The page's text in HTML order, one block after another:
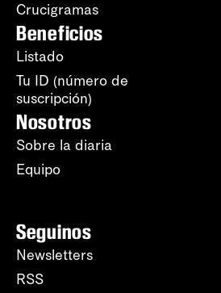
Crucigramas
Beneficios
Listado
Tu ID (número de
suscripción)
Nosotros
Sobre la diaria
Equipo
Seguinos
Newsletters
RSS